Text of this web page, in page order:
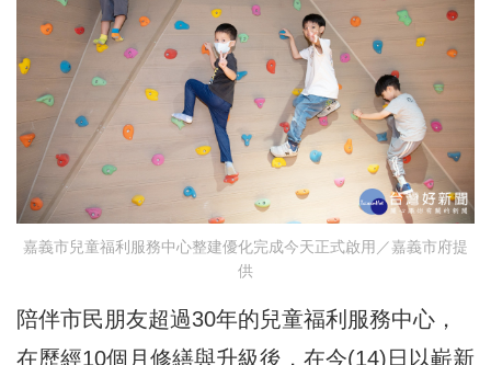
嘉義市兒童福利服務中心整建優化完成今天正式啟用／嘉義市府提
供
陪伴市民朋友超過30年的兒童福利服務中心，
在歷經10個月修繕與升級後，在今(14)日以嶄新